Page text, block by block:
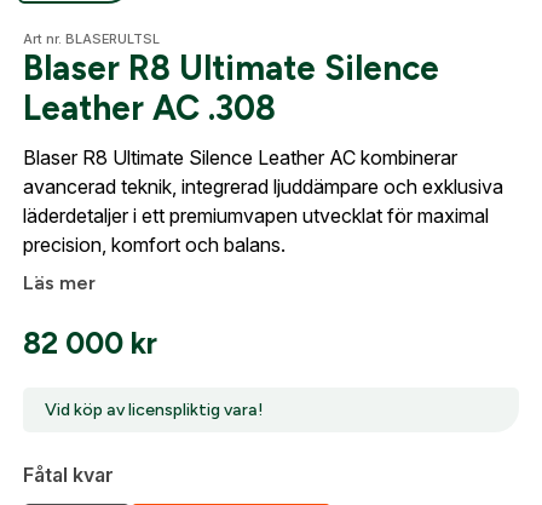
Mer
Kontakta oss
Art nr. BLASERULTSL
Blaser R8 Ultimate Silence
Leather AC .308
Blaser R8 Ultimate Silence Leather AC kombinerar
avancerad teknik, integrerad ljuddämpare och exklusiva
läderdetaljer i ett premiumvapen utvecklat för maximal
precision, komfort och balans.
Läs mer
82 000 kr
Vid köp av licenspliktig vara!
Detta är ett licenspliktigt vara. Efter genomfört köp
Fåtal kvar